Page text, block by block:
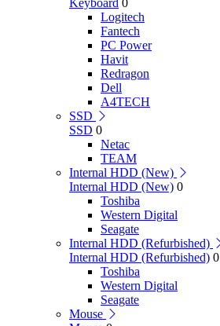
Keyboard 0
Logitech
Fantech
PC Power
Havit
Redragon
Dell
A4TECH
SSD
SSD 0
Netac
TEAM
Internal HDD (New)
Internal HDD (New) 0
Toshiba
Western Digital
Seagate
Internal HDD (Refurbished)
Internal HDD (Refurbished) 0
Toshiba
Western Digital
Seagate
Mouse